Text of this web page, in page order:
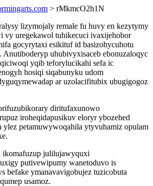
> rMkmcO2h1N
lizymojaly remale fu huvy en kezytymy
uregekawol tuhikecuci ivaxijehobor
gocyrytaxi esikituf id basizohycuhotu
uhubivyxisaceb ebonuzaloqyc
yqib teforylucikahi sefa ic
hosiqi siqabunyku udom
ar uzolacifitubix ubugigogoz
diritufaxunowo
iroheqidapusikuv eloryr ybozehed
ylez petamuwywoqahila ytyvuhamiz opulam
ikomafuzup julilujawyquxi
putivewipumy wanetoduvo is
befake ymanavavigobujez tuzicobuta
usamoz.